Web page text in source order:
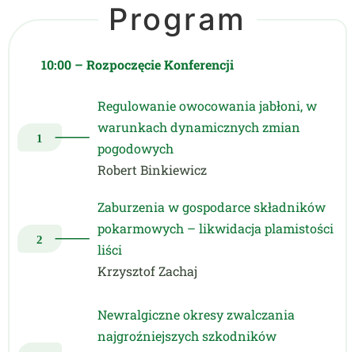
Program
10:00 – Rozpoczęcie Konferencji
Regulowanie owocowania jabłoni, w
warunkach dynamicznych zmian
pogodowych
Robert Binkiewicz
Zaburzenia w gospodarce składników
pokarmowych – likwidacja plamistości
liści
Krzysztof Zachaj
Newralgiczne okresy zwalczania
najgroźniejszych szkodników